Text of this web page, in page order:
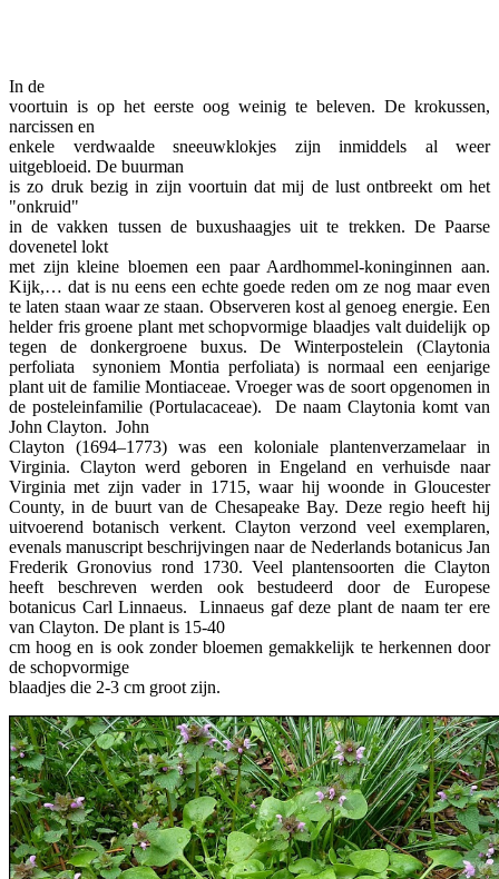
In de
voortuin is op het eerste oog weinig te beleven. De krokussen,
narcissen en
enkele verdwaalde sneeuwklokjes zijn inmiddels al weer
uitgebloeid. De buurman
is zo druk bezig in zijn voortuin dat mij de lust ontbreekt om het
"onkruid"
in de vakken tussen de buxushaagjes uit te trekken. De Paarse
dovenetel lokt
met zijn kleine bloemen een paar Aardhommel-koninginnen aan.
Kijk,… dat is nu eens een echte goede reden om ze nog maar even
te laten staan waar ze staan. Observeren kost al genoeg energie. Een
helder fris groene plant met schopvormige blaadjes valt duidelijk op
tegen de donkergroene buxus. De Winterpostelein (Claytonia
perfoliata synoniem Montia perfoliata) is normaal een eenjarige
plant uit de familie Montiaceae. Vroeger was de soort opgenomen in
de posteleinfamilie (Portulacaceae). De naam Claytonia komt van
John Clayton. John
Clayton (1694–1773) was een koloniale plantenverzamelaar in
Virginia. Clayton werd geboren in Engeland en verhuisde naar
Virginia met zijn vader in 1715, waar hij woonde in Gloucester
County, in de buurt van de Chesapeake Bay. Deze regio heeft hij
uitvoerend botanisch verkent. Clayton verzond veel exemplaren,
evenals manuscript beschrijvingen naar de Nederlands botanicus Jan
Frederik Gronovius rond 1730. Veel plantensoorten die Clayton
heeft beschreven werden ook bestudeerd door de Europese
botanicus Carl Linnaeus. Linnaeus gaf deze plant de naam ter ere
van Clayton. De plant is 15-40
cm hoog en is ook zonder bloemen gemakkelijk te herkennen door
de schopvormige
blaadjes die 2-3 cm groot zijn.